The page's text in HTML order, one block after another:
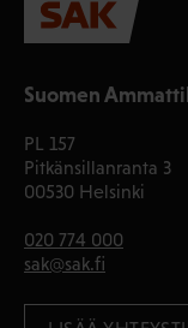
Suomen
PL 157
Pitkänsillanranta 3
00530 Helsinki
020 774 000
sak@sak.fi